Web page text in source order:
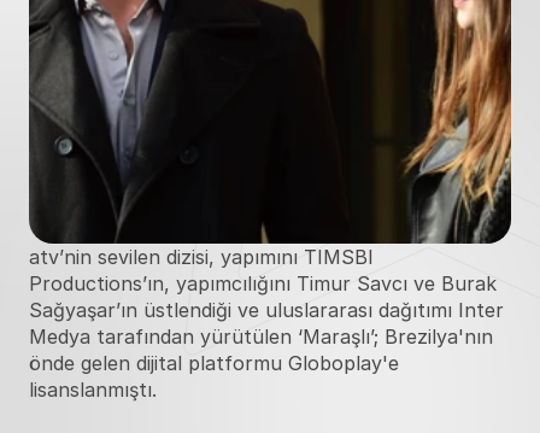
atv’nin sevilen dizisi, yapımını TIMSBI
Productions’ın, yapımcılığını Timur Savcı ve Burak
Sağyaşar’ın üstlendiği ve uluslararası dağıtımı Inter
Medya tarafından yürütülen ‘Maraşlı’; Brezilya'nın
önde gelen dijital platformu Globoplay'e
lisanslanmıştı.